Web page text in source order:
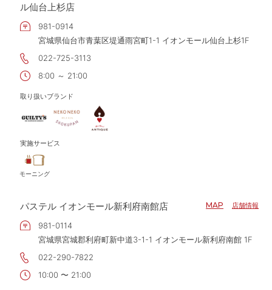
ル仙台上杉店
981-0914
宮城県仙台市青葉区堤通雨宮町1-1 イオンモール仙台上杉1F
022-725-3113
8:00 ～ 21:00
取り扱いブランド
実施サービス
モーニング
パステル イオンモール新利府南館店 MAP 店舗情報
981-0114
宮城県宮城郡利府町新中道3-1-1 イオンモール新利府南館 1F
022-290-7822
10:00 〜 21:00